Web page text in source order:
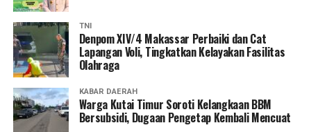
TNI
Denpom XIV/4 Makassar Perbaiki dan Cat
Lapangan Voli, Tingkatkan Kelayakan Fasilitas
Olahraga
KABAR DAERAH
Warga Kutai Timur Soroti Kelangkaan BBM
Bersubsidi, Dugaan Pengetap Kembali Mencuat